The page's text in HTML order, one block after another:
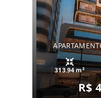
313.94 m²
R$